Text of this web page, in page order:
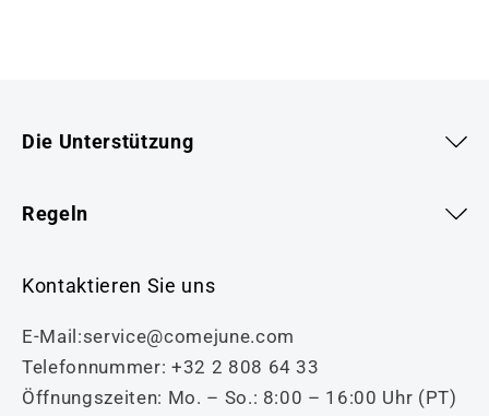
Die Unterstützung
Regeln
Kontaktieren Sie uns
E-Mail:service@comejune.com
Telefonnummer: +32 2 808 64 33
Öffnungszeiten: Mo. – So.: 8:00 – 16:00 Uhr (PT)